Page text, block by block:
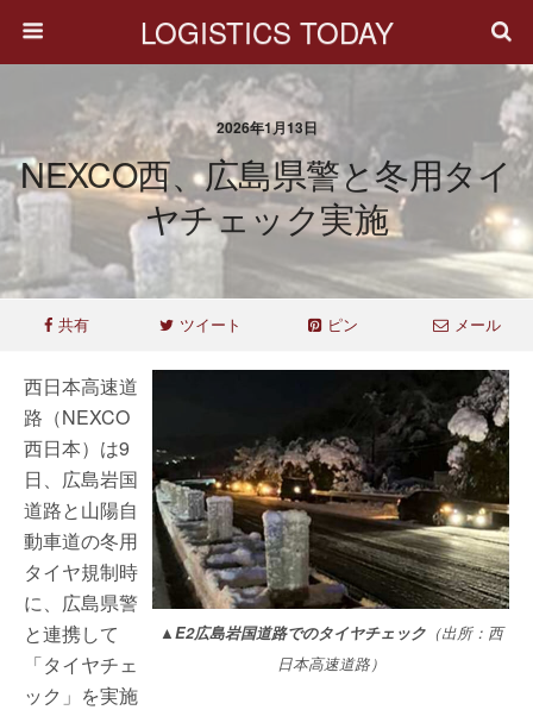
LOGISTICS TODAY
2026年1月13日
NEXCO西、広島県警と冬用タイ
ヤチェック実施
共有 ツイート ピン メール
▲E2広島岩国道路でのタイヤチェック（出所：西
日本高速道路）
西日本高速道
路（NEXCO
西日本）は9
日、広島岩国
道路と山陽自
動車道の冬用
タイヤ規制時
に、広島県警
と連携して
「タイヤチェ
ック」を実施